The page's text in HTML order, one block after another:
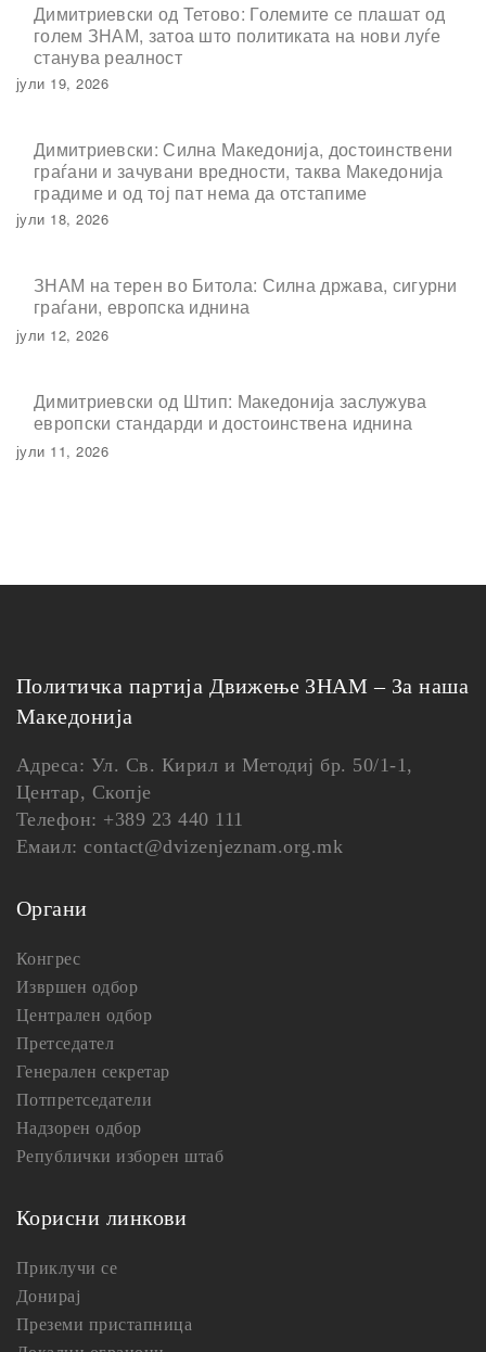
Димитриевски од Тетово: Големите се плашат од
голем ЗНАМ, затоа што политиката на нови луѓе
станува реалност
јули 19, 2026
Димитриевски: Силна Македонија, достоинствени
граѓани и зачувани вредности, таква Македонија
градиме и од тој пат нема да отстапиме
јули 18, 2026
ЗНАМ на терен во Битола: Силна држава, сигурни
граѓани, европска иднина
јули 12, 2026
Димитриевски од Штип: Македонија заслужува
европски стандарди и достоинствена иднина
јули 11, 2026
Политичка партија Движење ЗНАМ – За наша
Македонија
Адреса: Ул. Св. Кирил и Методиј бр. 50/1-1,
Центар, Скопје
Телефон: +389 23 440 111
Емаил: contact@dvizenjeznam.org.mk
Органи
Конгрес
Извршен одбор
Централен одбор
Претседател
Генерален секретар
Потпретседатели
Надзорен одбор
Републички изборен штаб
Корисни линкови
Приклучи се
Донирај
Преземи пристапница